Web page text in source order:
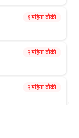
१ महिना बाँकी
२ महिना बाँकी
२ महिना बाँकी